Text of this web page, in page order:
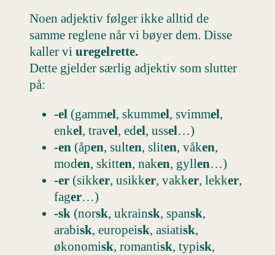
Noen adjektiv følger ikke alltid de
samme reglene når vi bøyer dem. Disse
kaller vi uregelrette.
Dette gjelder særlig adjektiv som slutter
på:
-el (gammel, skummel, svimmel,
enkel, travel, edel, ussel…)
-en (åpen, sulten, sliten, våken,
moden, skitten, naken, gyllen…)
-er (sikker, usikker, vakker, lekker,
fager…)
-sk (norsk, ukrainsk, spansk,
arabisk, europeisk, asiatisk,
økonomisk, romantisk, typisk,